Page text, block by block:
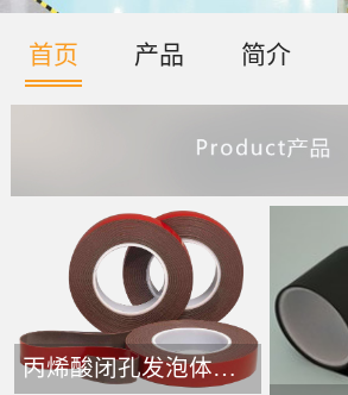
首页 产品 简介
丙烯酸闭孔发泡体胶带-